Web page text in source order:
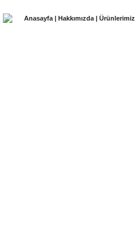
Anasayfa | Hakkımızda | Ürünlerimiz